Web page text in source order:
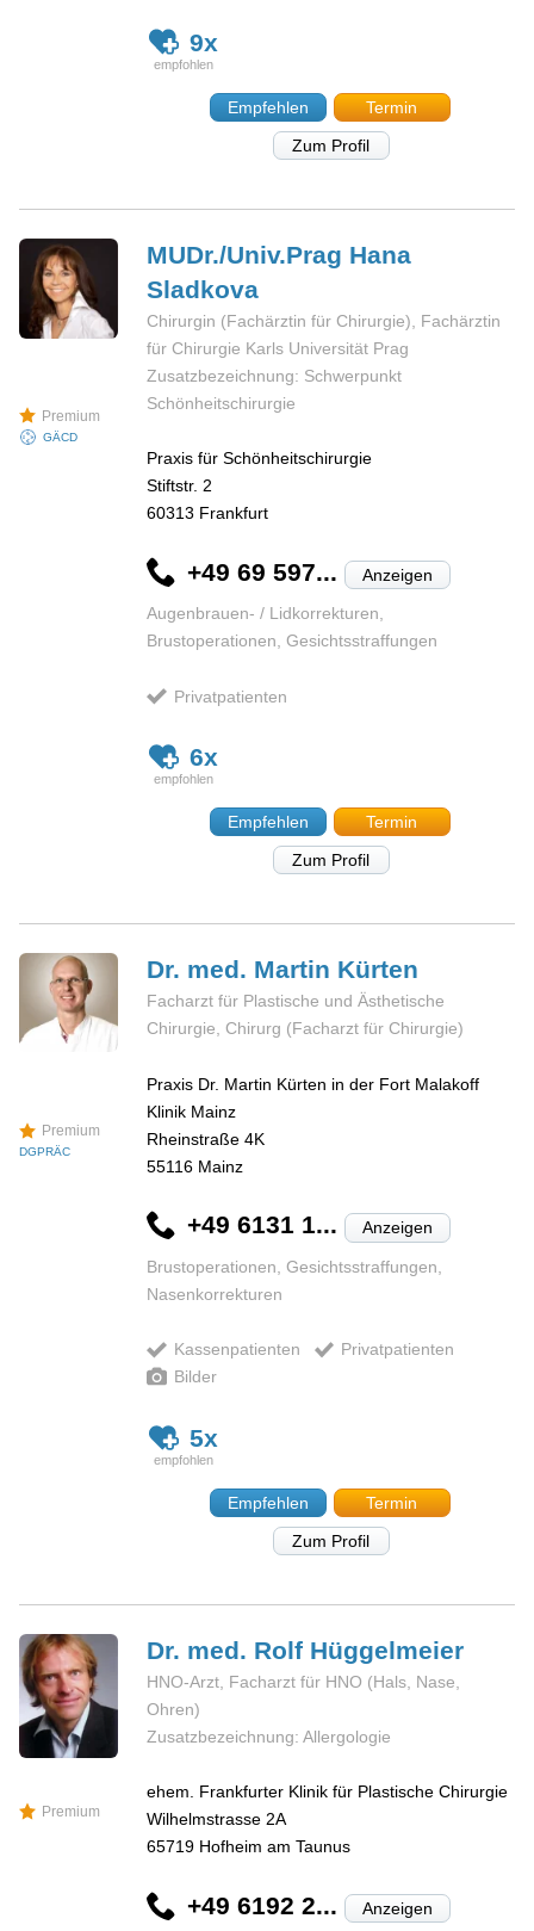
9x
Empfehlen
Termin
Zum Profil
Premium
GÄCD
MUDr./Univ.Prag Hana
Sladkova
Chirurgin (Fachärztin für Chirurgie), Fachärztin
für Chirurgie Karls Universität Prag
Zusatzbezeichnung: Schwerpunkt
Schönheitschirurgie
Praxis für Schönheitschirurgie
Stiftstr. 2
60313 Frankfurt
+49 69 597... Anzeigen
Augenbrauen- / Lidkorrekturen,
Brustoperationen, Gesichtsstraffungen
Privatpatienten
6x
Empfehlen
Termin
Zum Profil
Premium
DGPRÄC
Dr. med. Martin Kürten
Facharzt für Plastische und Ästhetische
Chirurgie, Chirurg (Facharzt für Chirurgie)
Praxis Dr. Martin Kürten in der Fort Malakoff
Klinik Mainz
Rheinstraße 4K
55116 Mainz
+49 6131 1... Anzeigen
Brustoperationen, Gesichtsstraffungen,
Nasenkorrekturen
Kassenpatienten
Privatpatienten
Bilder
5x
Empfehlen
Termin
Zum Profil
Premium
Dr. med. Rolf Hüggelmeier
HNO-Arzt, Facharzt für HNO (Hals, Nase,
Ohren)
Zusatzbezeichnung: Allergologie
ehem. Frankfurter Klinik für Plastische Chirurgie
Wilhelmstrasse 2A
65719 Hofheim am Taunus
+49 6192 2... Anzeigen